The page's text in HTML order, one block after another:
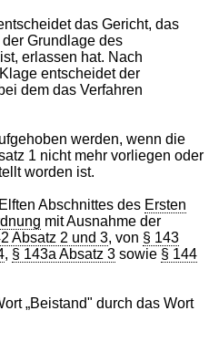
das Gericht, das
Grundlage des
erlassen hat. Nach
entscheidet der
dem das Verfahren
werden, wenn die
1 nicht mehr vorliegen oder
worden ist.
Abschnittes des Ersten
mit Ausnahme der
Absatz 2 und 3, von § 143
, § 143a Absatz 3 sowie § 144
„Beistand" durch das Wort